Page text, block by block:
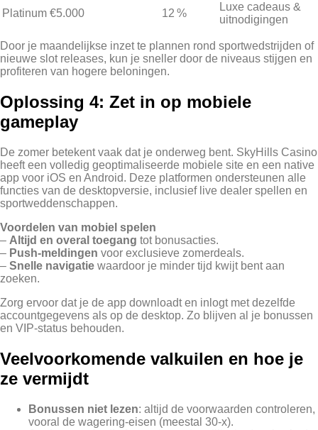
Platinum €5.000 12 %
Luxe cadeaus &
uitnodigingen
Door je maandelijkse inzet te plannen rond sportwedstrijden of
nieuwe slot releases, kun je sneller door de niveaus stijgen en
profiteren van hogere beloningen.
Oplossing 4: Zet in op mobiele
gameplay
De zomer betekent vaak dat je onderweg bent. SkyHills Casino
heeft een volledig geoptimaliseerde mobiele site en een native
app voor iOS en Android. Deze platformen ondersteunen alle
functies van de desktopversie, inclusief live dealer spellen en
sportweddenschappen.
Voordelen van mobiel spelen
– Altijd en overal toegang tot bonusacties.
– Push‑meldingen voor exclusieve zomerdeals.
– Snelle navigatie waardoor je minder tijd kwijt bent aan
zoeken.
Zorg ervoor dat je de app downloadt en inlogt met dezelfde
accountgegevens als op de desktop. Zo blijven al je bonussen
en VIP‑status behouden.
Veelvoorkomende valkuilen en hoe je
ze vermijdt
Bonussen niet lezen: altijd de voorwaarden controleren,
vooral de wagering‑eisen (meestal 30‑x).